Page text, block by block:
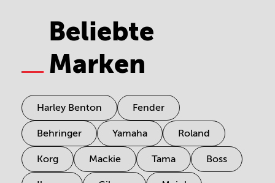
Beliebte
Marken
Harley Benton Fender
Behringer Yamaha Roland
Korg Mackie Tama Boss